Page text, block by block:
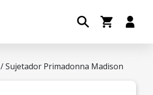
/ Sujetador Primadonna Madison